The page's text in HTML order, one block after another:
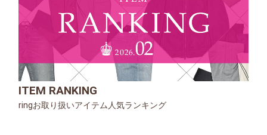
ITEM RANKING
ringお取り扱いアイテム人気ランキング